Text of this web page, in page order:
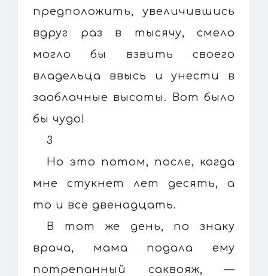
предположить, увеличившись
вдруг раз в тысячу, смело
могло бы взвить своего
владельца ввысь и унести в
заоблачные высоты. Вот было
бы чудо!
3
Но это потом, после, когда
мне стукнет лет десять, а
то и все двенадцать.
В тот же день, по знаку
врача, мама подала ему
потрепанный саквояж, —